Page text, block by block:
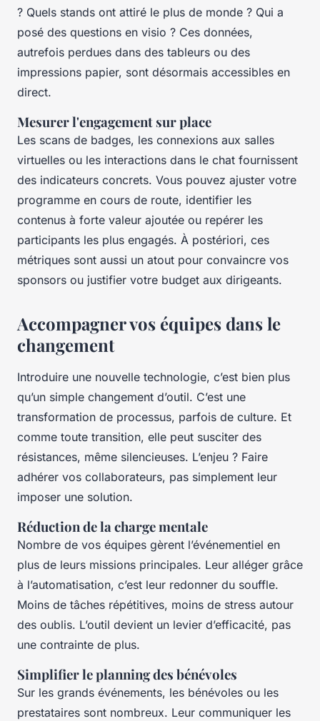
? Quels stands ont attiré le plus de monde ? Qui a
posé des questions en visio ? Ces données,
autrefois perdues dans des tableurs ou des
impressions papier, sont désormais accessibles en
direct.
Mesurer l'engagement sur place
Les scans de badges, les connexions aux salles
virtuelles ou les interactions dans le chat fournissent
des indicateurs concrets. Vous pouvez ajuster votre
programme en cours de route, identifier les
contenus à forte valeur ajoutée ou repérer les
participants les plus engagés. À postériori, ces
métriques sont aussi un atout pour convaincre vos
sponsors ou justifier votre budget aux dirigeants.
Accompagner vos équipes dans le
changement
Introduire une nouvelle technologie, c’est bien plus
qu’un simple changement d’outil. C’est une
transformation de processus, parfois de culture. Et
comme toute transition, elle peut susciter des
résistances, même silencieuses. L’enjeu ? Faire
adhérer vos collaborateurs, pas simplement leur
imposer une solution.
Réduction de la charge mentale
Nombre de vos équipes gèrent l’événementiel en
plus de leurs missions principales. Leur alléger grâce
à l’automatisation, c’est leur redonner du souffle.
Moins de tâches répétitives, moins de stress autour
des oublis. L’outil devient un levier d’efficacité, pas
une contrainte de plus.
Simplifier le planning des bénévoles
Sur les grands événements, les bénévoles ou les
prestataires sont nombreux. Leur communiquer les